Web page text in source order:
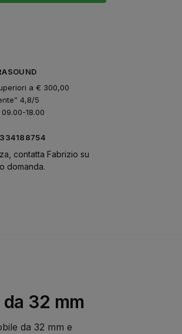
a € 300,00
4,8/5
18.00
contatta Fabrizio su
domanda.
32 mm
da 32 mm e